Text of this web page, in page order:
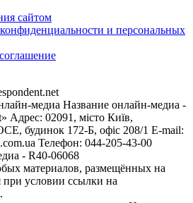
сайтом
и персональных
медиа Название онлайн-медиа -
Адрес: 02091, місто Київ,
будинок 172-Б, офіс 208/1 E-mail:
Телефон: 044-205-43-00
- R40-06068
материалов, размещённых на
при условии ссылки на